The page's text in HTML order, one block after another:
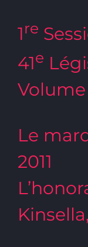
1re
41e
Volume
Le
2011